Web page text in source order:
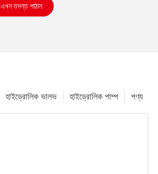
এখন তদন্ত পাঠান
পণ্য
হাইড্রোলিক পাম্প
হাইড্রোলিক ভালভ